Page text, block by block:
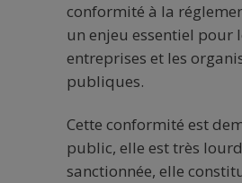
conformité à la
un enjeu essentiel pour
entreprises et les
publiques.
Cette conformité est
public, elle est très
sanctionnée, elle